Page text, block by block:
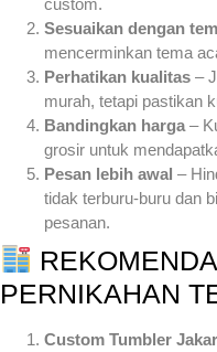
Sesuaikan dengan
mencerminkan tema
Perhatikan kualitas –
murah, tetapi pastikan
Bandingkan harga –
grosir untuk
Pesan lebih awal –
tidak terburu-buru dan
pesanan.
PERNIKAHAN
Custom Tumbler